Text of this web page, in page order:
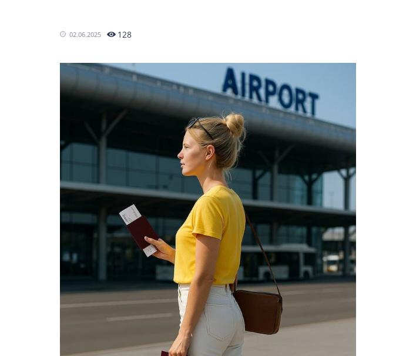
НОВИНИ СВІТУ
ВІЙСЬКОВІ НОВИНИ
НОВИНИ КУЛЬТУРИ
КАЛЕНДАР УГКЦ/РКЦ
Літургійні читання УГКЦ
ПОДОРОЖІ
02.06.2025 128